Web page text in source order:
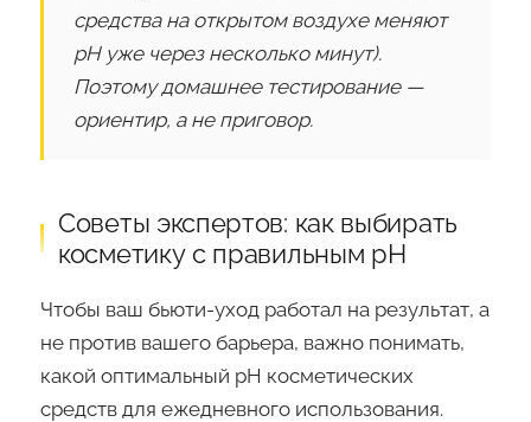
средства на открытом воздухе меняют
pH уже через несколько минут).
Поэтому домашнее тестирование —
ориентир, а не приговор.
Советы экспертов: как выбирать
косметику с правильным pH
Чтобы ваш бьюти-уход работал на результат, а
не против вашего барьера, важно понимать,
какой оптимальный pH косметических
средств для ежедневного использования.